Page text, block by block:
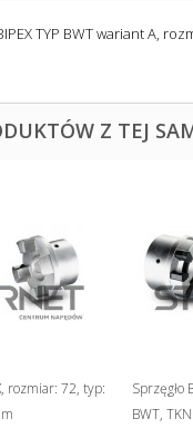
TYP BWT wariant A,
Z TEJ
rozmiar: 72, typ:
Sprzęgło
BWT,